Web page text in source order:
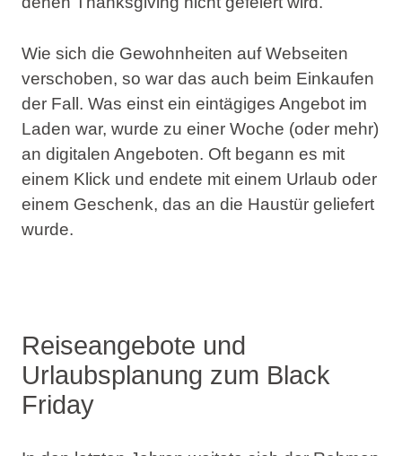
Wie sich die Gewohnheiten auf Webseiten
verschoben, so war das auch beim Einkaufen
der Fall. Was einst ein eintägiges Angebot im
Laden war, wurde zu einer Woche (oder mehr)
an digitalen Angeboten. Oft begann es mit
einem Klick und endete mit einem Urlaub oder
einem Geschenk, das an die Haustür geliefert
wurde.
Reiseangebote und
Urlaubsplanung zum Black
Friday